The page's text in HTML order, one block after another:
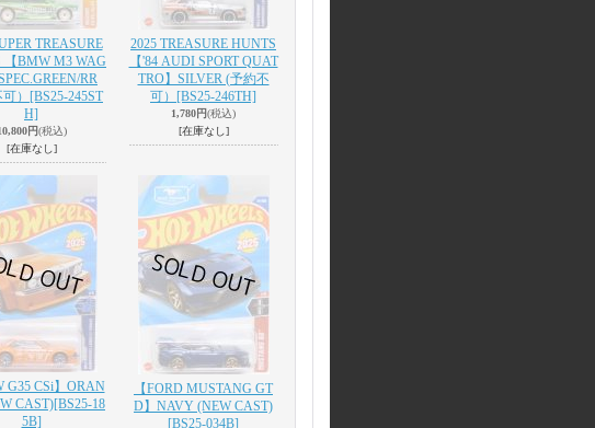
TREASURE
【BMW M3 WAG
RR
） [BS25-245ST
H]
円(税込)
[在庫なし]
2025 TREASURE HUNTS
【'84 AUDI SPORT QUAT
TRO】SILVER (予約不
可） [BS25-246TH]
1,780円(税込)
[在庫なし]
G35 CSi】ORAN
CAST)[BS25-18
5B]
【FORD MUSTANG GT
D】NAVY (NEW CAST)
[BS25-034B]